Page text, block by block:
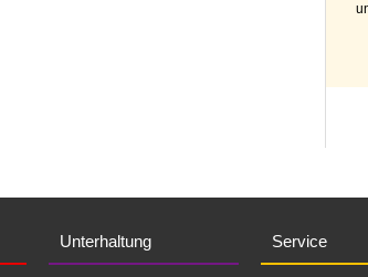
Unterhaltung Service